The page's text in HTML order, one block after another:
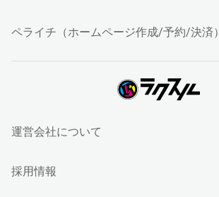
ペライチ（ホームページ作成/予約/決済）
運営会社について
採用情報